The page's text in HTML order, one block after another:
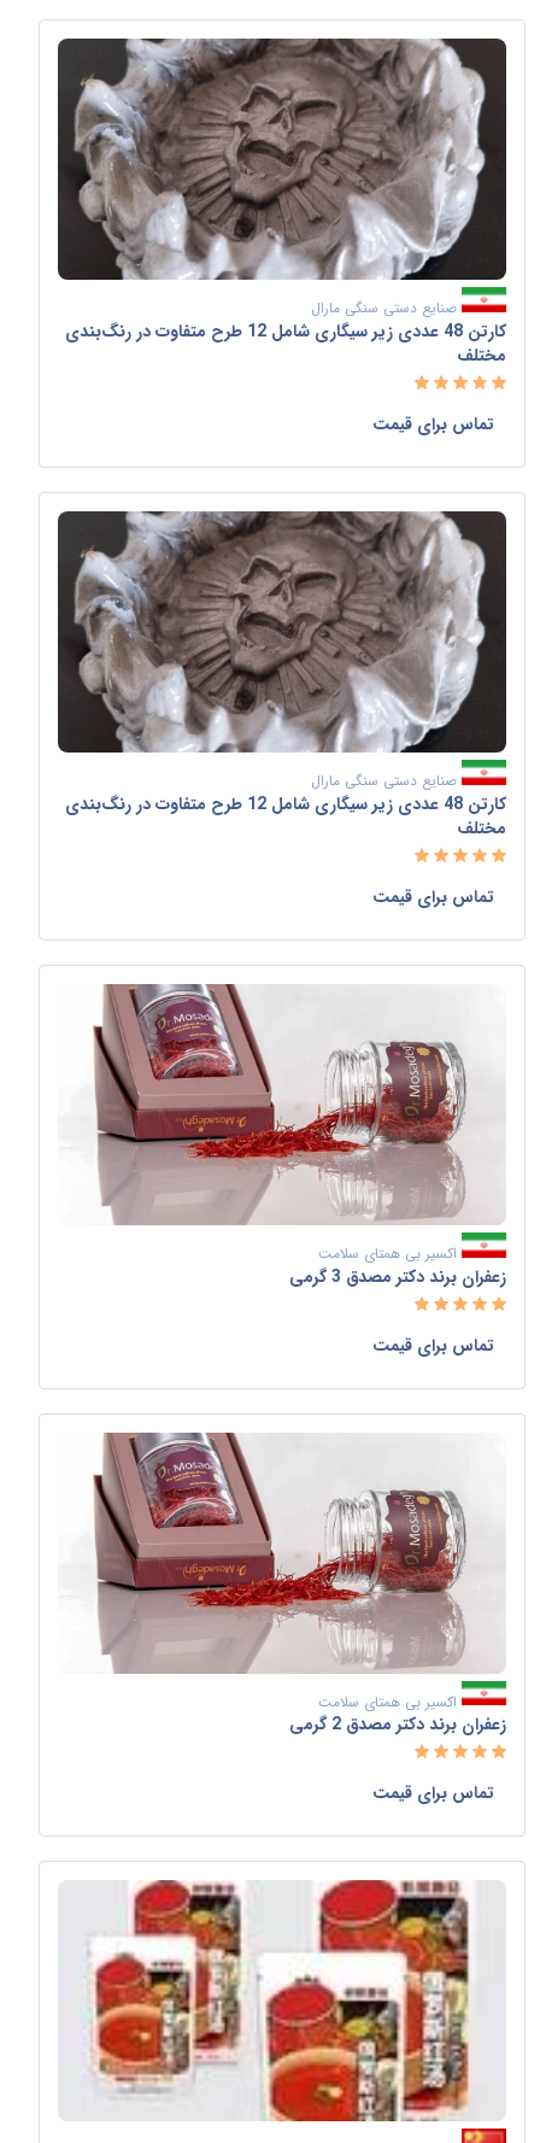
صنایع دستی سنگی مارال
کارتن 48 عددی زیر سیگاری شامل 12 طرح متفاوت در رنگ‌بندی
مختلف
تماس برای قیمت
صنایع دستی سنگی مارال
کارتن 48 عددی زیر سیگاری شامل 12 طرح متفاوت در رنگ‌بندی
مختلف
تماس برای قیمت
اکسیر بی همتای سلامت
زعفران برند دکتر مصدق 3 گرمی
تماس برای قیمت
اکسیر بی همتای سلامت
زعفران برند دکتر مصدق 2 گرمی
تماس برای قیمت